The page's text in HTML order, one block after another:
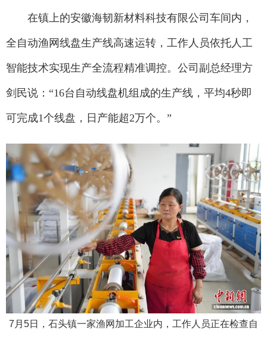
在镇上的安徽海韧新材料科技有限公司车间内，
全自动渔网线盘生产线高速运转，工作人员依托人工
智能技术实现生产全流程精准调控。公司副总经理方
剑民说：“16台自动线盘机组成的生产线，平均4秒即
可完成1个线盘，日产能超2万个。”
7月5日，石头镇一家渔网加工企业内，工作人员正在检查自